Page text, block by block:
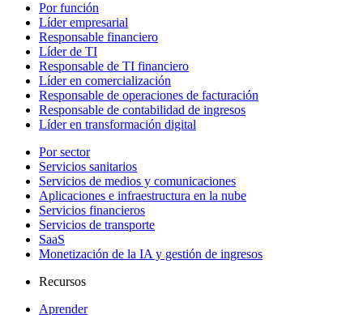
Por función
Líder empresarial
Responsable financiero
Líder de TI
Responsable de TI financiero
Líder en comercialización
Responsable de operaciones de facturación
Responsable de contabilidad de ingresos
Líder en transformación digital
Por sector
Servicios sanitarios
Servicios de medios y comunicaciones
Aplicaciones e infraestructura en la nube
Servicios financieros
Servicios de transporte
SaaS
Monetización de la IA y gestión de ingresos
Recursos
Aprender